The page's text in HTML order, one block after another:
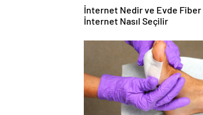
İnternet Nedir ve Evde Fiber
İnternet Nasıl Seçilir